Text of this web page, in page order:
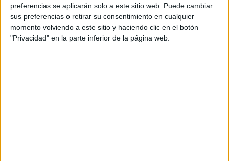
preferencias se aplicarán solo a este sitio web. Puede cambiar
sus preferencias o retirar su consentimiento en cualquier
momento volviendo a este sitio y haciendo clic en el botón
"Privacidad" en la parte inferior de la página web.
El dúoha querido, a través de sus personajes, que la
gente pueda sentirse identificada, pero desde el humor, sin
dejar de lado la crítica social.